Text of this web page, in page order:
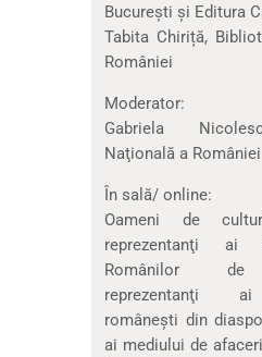
Bucureşti şi Editura
Tabita Chiriță,
României
Moderator:
Gabriela
Naţională a României
În sală/ online:
Oameni de
reprezentanţi ai
Românilor de
reprezentanţi
româneşti din
ai mediului de